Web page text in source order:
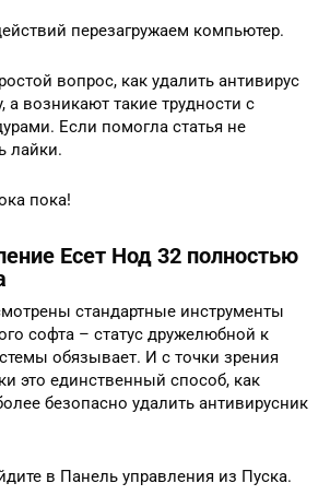
перезагружаем компьютер.
вопрос, как удалить антивирус
а возникают такие трудности с
Если помогла статья не
лайки.
пока!
Есет Нод 32 полностью
стандартные инструменты
софта – статус дружелюбной к
обязывает. И с точки зрения
это единственный способ, как
безопасно удалить антивирусник
в Панель управления из Пуска.